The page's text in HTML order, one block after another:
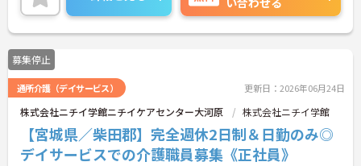
ください。
募集停止
通所介護（デイサービス） 更新日：2026年06月24日
株式会社ニチイ学館ニチイケアセンター大河原 株式会社ニチイ学館
【宮城県／柴田郡】完全週休2日制＆日勤のみ◎
デイサービスでの介護職員募集《正社員》